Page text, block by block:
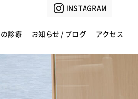
診療 お知らせ / ブログ アクセス
INSTAGRAM